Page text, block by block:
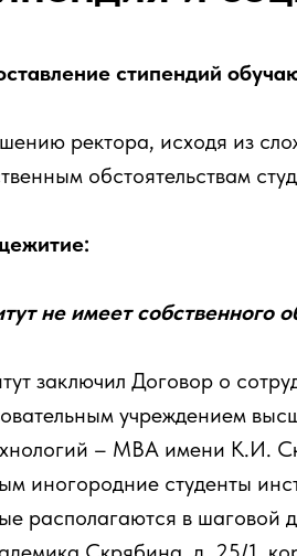
стипендий
ректора, исходя из
обстоятельствам
не имеет собственного
заключил Договор о
учреждением
– МВА имени К.И.
иногородние студенты
располагаются в шаговой